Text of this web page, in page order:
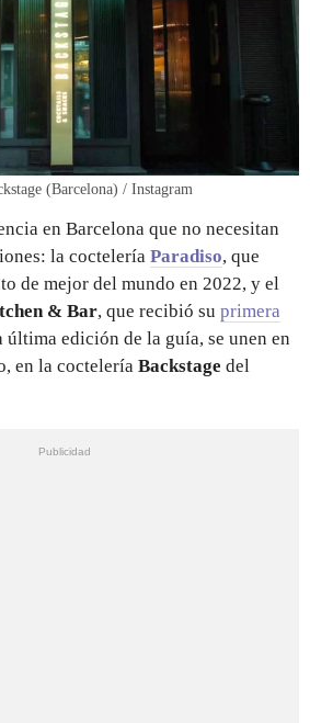
(Barcelona) / Instagram
en Barcelona que no necesitan
la coctelería Paradiso, que
de mejor del mundo en 2022, y el
& Bar, que recibió su primera
última edición de la guía, se unen en
en la coctelería Backstage del